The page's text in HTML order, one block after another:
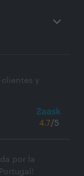
clientes y
4.7/5
por la